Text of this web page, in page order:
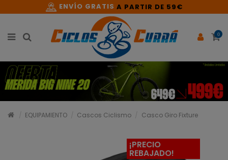
ENVÍO GRATIS A PARTIR DE 59€
0
EQUIPAMIENTO Cascos Ciclismo Casco Giro Fixture
¡PRECIO
REBAJADO!